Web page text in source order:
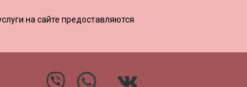
на сайте предоставляются